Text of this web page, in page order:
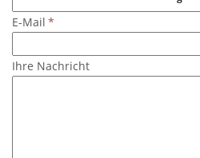
E-Mail *
Ihre Nachricht